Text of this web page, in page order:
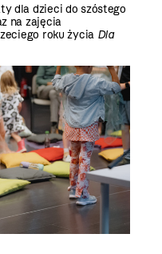
dla dzieci do szóstego
na zajęcia
roku życia Dla